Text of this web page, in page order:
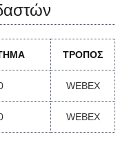
ΤΡΟΠΟΣ
WEBEX
WEBEX